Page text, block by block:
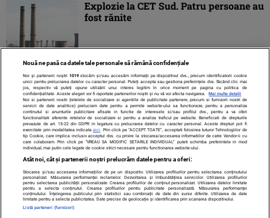
Explozie la CET Sud. Patru persoane au
fost rănite
Contact Despre noi Termeni și condiții
Nouă ne pasă ca datele tale personale să rămână confidențiale
Noi și partenerii noștri 1019stocăm și/sau accesăm informații pe dispozitivul dvs., precum identificatorii cookie
unici pentru prelucrarea datelor cu caracter personal. Puteți accepta sau gestiona preferințele dvs. făcând clic mai
jos, respectiv vă puteți opune utilizării unui interes legitim în orice moment pe pagina cu politica de
confidențialitate. Aceste alegeri vor fi raportate partenerilor noștri și nu vă vor afecta navigarea.
Mai multe detalii
Noi si partenerii nostri (retelele de socializare si agentiile de publicitate partenere, precum si furnizorii nostri de
servicii de date analitice) prelucram date pentru a permite website-ului sa functioneze, pentru a personaliza
continutul si anunturile publicitare afisate in functie de interesele si/sau profilul dvs., pentru a va oferi
functionalitati aferente retelelor de socializare si pentru a analiza traficul pe website. Beneficiati de drepturile
prevazute de art. 15-22 din GDPR in legatura cu prelucrarea datelor cu caracter personal. Aceste drepturi pot fi
exercitate prin modalitatea indicataaici . Prin click pe “ACCEPT TOATE”, acceptati folosirea tuturor Tehnologiilor de
tip Cookie, care implica inclusiv acceptul dvs. cu privire la stocarea/accesarea informatiilor de catre Vendor-ii cu
care colaboram. Prin click pe “VREAU SA MODIFIC SETARILE INDIVIDUAL” puteti schimba preferintele in mod
individual, mai putin cele legate de cookie strict necesare pentru functionarea website-ului.
Atât noi, cât și partenerii noștri prelucrăm datele pentru a oferi:
Stocarea și/sau accesarea informațiilor de pe un dispozitiv. Utilizarea profilurilor pentru selectarea conținutului
personalizat. Măsurarea performanței reclamelor. Dezvoltarea și îmbunătățirea serviciilor. Utilizarea profilurilor
pentru selectarea publicității personalizate. Crearea profilurilor de conținut personalizat. Utilizarea datelor limitate
pentru a selecta conținutul. Crearea profilurilor pentru publicitate personalizată. Măsurarea performanței
conținutului. Înțelegerea publicului prin statistici sau combinații de date din surse diferite. Utilizarea de date
limitate pentru a selecta publicitatea. Date precise de geolocație și identificarea prin scanarea dispozitivului.
Listă parteneri (furnizori)